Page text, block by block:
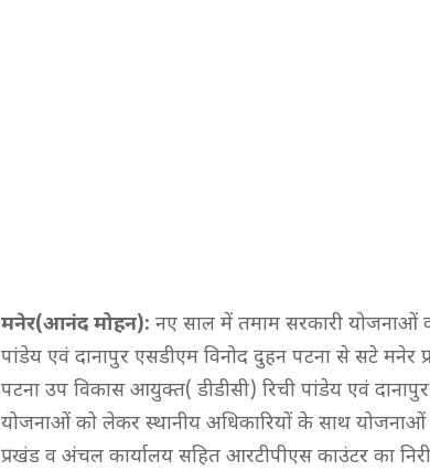
मनेर(आनंद मोहन): नए साल में तमाम सरकारी योजनाओं
पांडेय एवं दानापुर एसडीएम विनोद दुहन पटना से सटे
पटना उप विकास आयुक्त( डीडीसी) रिची पांडेय एवं
योजनाओं को लेकर स्थानीय अधिकारियों के साथ
प्रखंड व अंचल कार्यालय सहित आरटीपीएस काउंटर का